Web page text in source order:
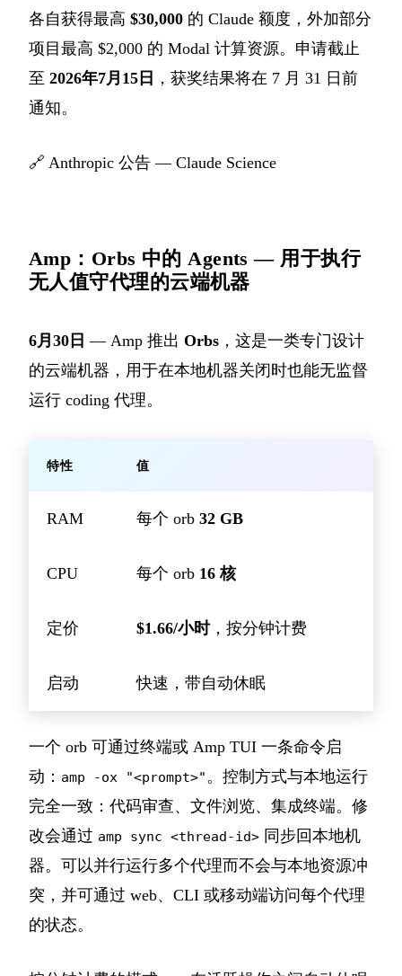
各自获得最高 $30,000 的 Claude 额度，外加部分
项目最高 $2,000 的 Modal 计算资源。申请截止
至 2026年7月15日 ，获奖结果将在 7 月 31 日前
通知。
🔗 Anthropic 公告 — Claude Science
Amp：Orbs 中的 Agents — 用于执行
无人值守代理的云端机器
6月30日 — Amp 推出 Orbs ，这是一类专门设计
的云端机器，用于在本地机器关闭时也能无监督
运行 coding 代理。
特性 值
RAM 每个 orb 32 GB
CPU 每个 orb 16 核
定价 $1.66/小时，按分钟计费
启动 快速，带自动休眠
一个 orb 可通过终端或 Amp TUI 一条命令启
动： amp -ox "<prompt>"。控制方式与本地运行
完全一致：代码审查、文件浏览、集成终端。修
改会通过 amp sync <thread-id> 同步回本地机
器。可以并行运行多个代理而不会与本地资源冲
突，并可通过 web、CLI 或移动端访问每个代理
的状态。